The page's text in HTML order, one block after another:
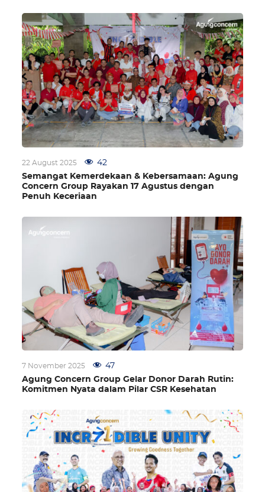
22 August 2025
42
Semangat Kemerdekaan & Kebersamaan: Agung
Concern Group Rayakan 17 Agustus dengan
Penuh Keceriaan
7 November 2025
47
Agung Concern Group Gelar Donor Darah Rutin:
Komitmen Nyata dalam Pilar CSR Kesehatan